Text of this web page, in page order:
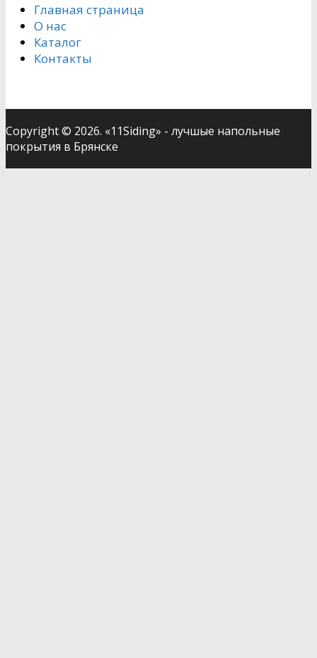
Главная страница
О нас
Каталог
Контакты
Copyright © 2026. «11Siding» - лучшые напольные
покрытия в Брянске